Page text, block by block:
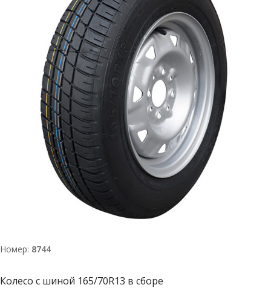
Номер: 8744
Колесо с шиной 165/70R13 в сборе